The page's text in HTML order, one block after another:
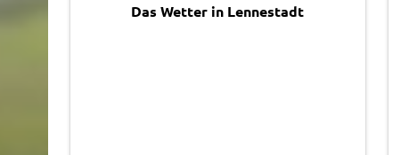
Das Wetter in Lennestadt